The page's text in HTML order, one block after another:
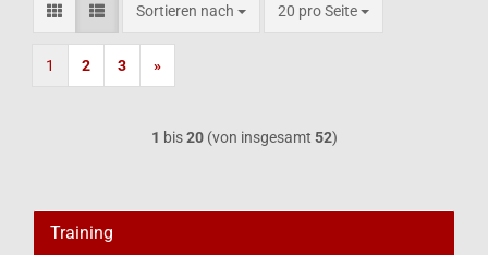
Sortieren nach
Sortieren nach 20 pro Seite
pro Seite
1 2 3 »
1 bis20(von insgesamt 52)
Training